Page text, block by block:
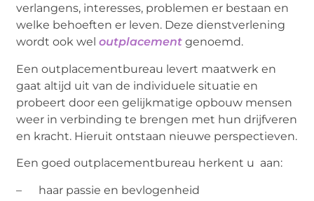
verlangens, interesses, problemen er bestaan en
welke behoeften er leven. Deze dienstverlening
wordt ook weloutplacement genoemd.
Een outplacementbureau levert maatwerk en
gaat altijd uit van de individuele situatie en
probeert door een gelijkmatige opbouw mensen
weer in verbinding te brengen met hun drijfveren
en kracht. Hieruit ontstaan nieuwe perspectieven.
Een goed outplacementbureau herkent u aan:
– haar passie en bevlogenheid